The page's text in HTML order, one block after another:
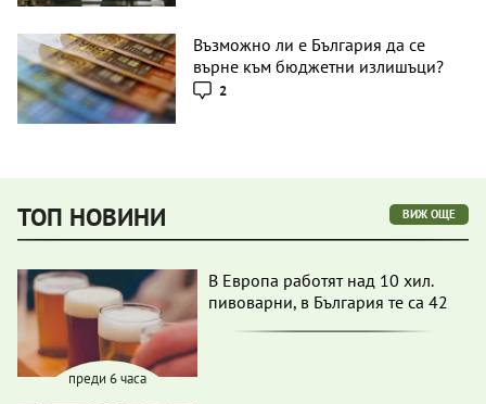
Възможно ли е България да се
върне към бюджетни излишъци?
2
ТОП НОВИНИ ВИЖ ОЩЕ
преди 6 часа
В Европа работят над 10 хил.
пивоварни, в България те са 42